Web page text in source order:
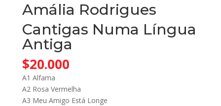
Amália Rodrigues
Cantigas Numa Língua
Antiga
$20.000
A1 Alfama
A2 Rosa Vermelha
A3 Meu Amigo Está Longe